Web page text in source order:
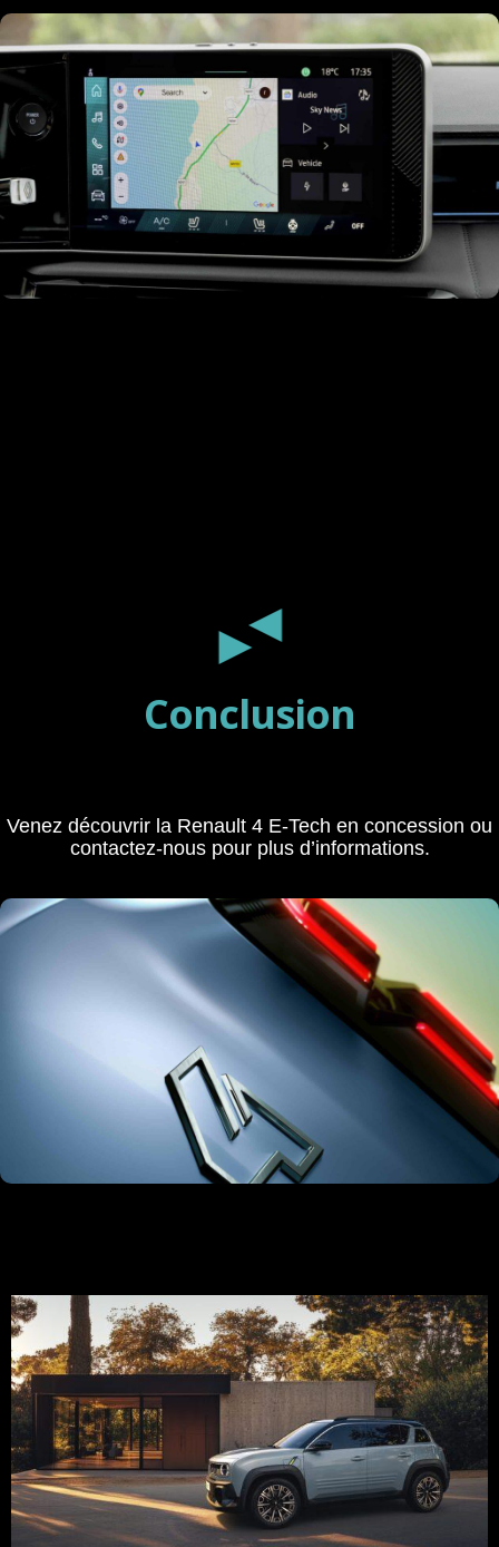
Equipements et technologies
Plus d'information ici
◄
►
Conclusion
Venez découvrir la Renault 4 E-Tech en concession ou
contactez-nous pour plus d’informations.
En savoir plus
Configurateur Renault 4 E-Tech
Plus d'information ici